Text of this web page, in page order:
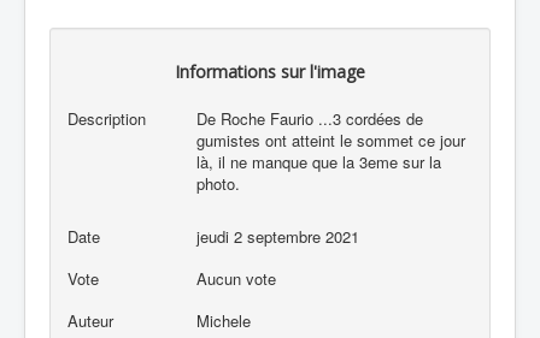
Informations sur l'image
Description
De Roche Faurio ...3 cordées de
gumistes ont atteint le sommet ce jour
là, il ne manque que la 3eme sur la
photo.
Date
jeudi 2 septembre 2021
Vote
Aucun vote
Auteur
Michele